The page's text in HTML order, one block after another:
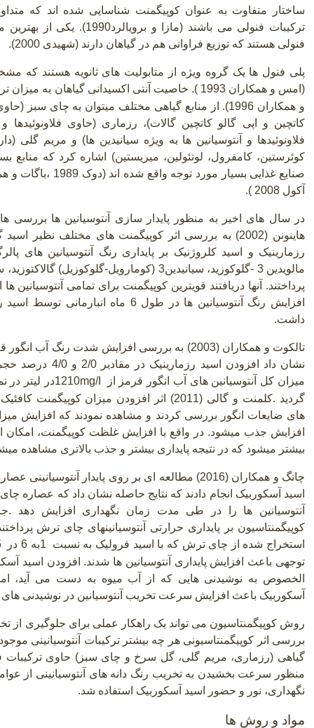
ساختار متفاوت به عنوان کوپیگمنت شناسایی شده اند که متداول
ترکیبات فنولی می باشند (مازا
فنولی هستند که توزیع فراوانی هم در گیاهان دارند )شهیدی 2000).
پلی فنول ها یک گروه ویژه از متابولیت های ثانویه هستند که
(امس و همکاران 1993
.( خاصیت آنتی اکسیدانی گیاهان به میزان
و همکاران 1996). از منابع گیاهی مختلف میتوان به چای
کاتچین و اپی گالو کاتچین گالات)، رزماری (حاوی
فلاونوئیدها و آنتوسیانین ها به ویژه سیانیدین ها) و مریم گلی
کوئرستین، کامفرول، لوتئولین، میریستین) اشاره کرد که منابع
آکول 2008 ).
در سال های اخیر به منظور پایدار سازی آنتوسیانین ها بررسی
هاینونن (2002) به بررسی اثر کوپیگمنت های مختلف نظیر
مالویدین 3 -گلوکوزید، سیانیدین3 )کومارویل-گلوکوزیل) گالاکتوزید،
پرداختند. آنها دریافتند قویترین کوپیگمنت برای تمامی
افزایش رنگ آنتوسیانین ها در طول 6
داشت.
تالکوت و همکاران (2003) به بررسی افزایش شدت رنگ
نشان داد افزودن
میزان کل آنتوسیانین های آب انگور قرمز از
1210mg/Iدر لیتر در
گردید .کلمنت و گالی )
2011) اثر افزودن میزان کوپیگمنت
های ضایعات انگور بررسی کردند و مشاهده نمودند که افزایش
افزایش جذب میشود. در واقع با افزایش غلظت کوپیگمنت، امکان
بیشتر میشود که در نتیجه پایداری بیشتر و جذب بالاتری مشاهده
چانگ و همکاران (2016) مطالعه ای بر روی پایدار
اسید آسکوربیک انجام دادند که نتایج حاصله نشان داد که عصاره
آنتوسیانین ها را در طی مدت زمان نگهداری افزایش دهد .
کوپیگمنتاسیون بر پایداری حرارتی آنتوسیانینهای چای ترش
استخراج شده از چای ترش که با اسید فرولیک به نسبت
1به 6 در
توجهی باعث افزایش پایداری آنتوسیانین ها شدند. افزودن اسید
الخصوص به نوشیدنی هایی که از آب میوه به دست می آید،
آسکوربیک باعث افزایش سرعت تخریب آنتوسیانین در نوشیدنی های
روش کوپیگمنتاسیون می تواند یک راهکار عملی برای جلوگیری از
بررسی اثر کوپیگمنتاسیونی هر چه بیشتر ترکیبات آنتوسیانینی
گیاهی (رزماری، مریم گلی، گل سرخ و چای سبز) حاوی ترکیبات
منظور سرعت بخشیدن به تخریب رنگ دانه های آنتوسیانینی از
نگهداری، نور و حضور اسید آسکوربیک استفاده شد.
مواد و روش ها